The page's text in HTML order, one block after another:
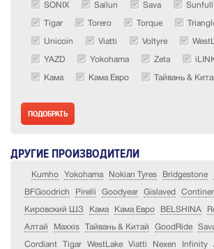
SONIX Sailun Sava Sunfull
Tigar Torero Torque
Unicoin Viatti Voltyre
YAZD Yokohama Zeta
Кама Кама Евро Тайвань &
ДРУГИЕ ПРОИЗВОДИТЕЛИ
Kumho Yokohama Nokian Tyres Bridgestone
BFGoodrich Pirelli Goodyear Gislaved
Кировский ШЗ Кама Кама Евро BELSHINA
Алтай Maxxis Тайвань & Китай GoodRide
Cordiant Tigar WestLake Viatti Nexen Infinity